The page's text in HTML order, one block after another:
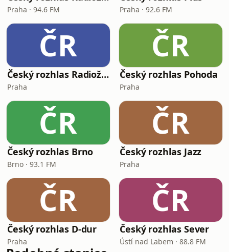
Praha · 94.6 FM Praha · 92.6 FM
ČR
Český rozhlas Radiožurnál Sport
Praha
ČR
Český rozhlas Pohoda
Praha
ČR
Český rozhlas Brno
Brno · 93.1 FM
ČR
Český rozhlas Jazz
Praha
ČR
Český rozhlas D-dur
Praha
ČR
Český rozhlas Sever
Ústí nad Labem · 88.8 FM